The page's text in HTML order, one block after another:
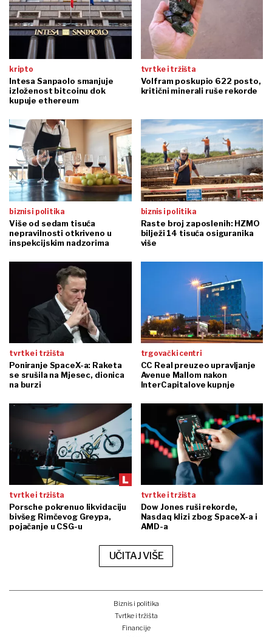
kripto
Intesa Sanpaolo smanjuje
izloženost bitcoinu dok
kupuje ethereum
tvrtke i tržišta
Volfram poskupio 622 posto,
kritični minerali ruše rekorde
biznis i politika
Više od sedam tisuća
nepravilnosti otkriveno u
inspekcijskim nadzorima
biznis i politika
Raste broj zaposlenih: HZMO
bilježi 14 tisuća osiguranika
više
tvrtke i tržišta
Poniranje SpaceX-a: Raketa
se srušila na Mjesec, dionica
na burzi
trgovački centri
CC Real preuzeo upravljanje
Avenue Mallom nakon
InterCapitalove kupnje
tvrtke i tržišta
Porsche pokrenuo likvidaciju
bivšeg Rimčevog Greypa,
pojačanje u CSG-u
tvrtke i tržišta
Dow Jones ruši rekorde,
Nasdaq klizi zbog SpaceX-a i
AMD-a
UČITAJ VIŠE
Biznis i politika
Tvrtke i tržišta
Financije